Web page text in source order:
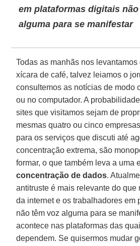
em plataformas digitais
alguma para se manifestar
Todas as manhãs nos levantamos
xícara de café, talvez leiamos o
consultemos as notícias de modo
ou no computador. A
sites que visitamos sejam de
mesmas quatro ou cinco
para os serviços que discuti até
concentração extrema, são
formar, o que também leva a uma
concentração de dados.
antitruste é mais relevante do que
da internet e os trabalhadores em
não têm voz alguma para se
acontece nas plataformas das
dependem. Se quisermos mudar